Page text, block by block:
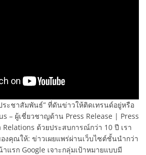
ะชาสัมพันธ์” ที่ดันข่าวให้ติดเทรนด์อยู่หรือ
– ผู้เชี่ยวชาญด้าน Press Release | Press
ด้วยประสบการณ์กว่า 10 ปี เรา
งคุณให้: ข่าวเผยแพร่ผ่านเว็บไซต์ชั้นนำกว่า
แรก Google เจาะกลุ่มเป้าหมายแบบมี